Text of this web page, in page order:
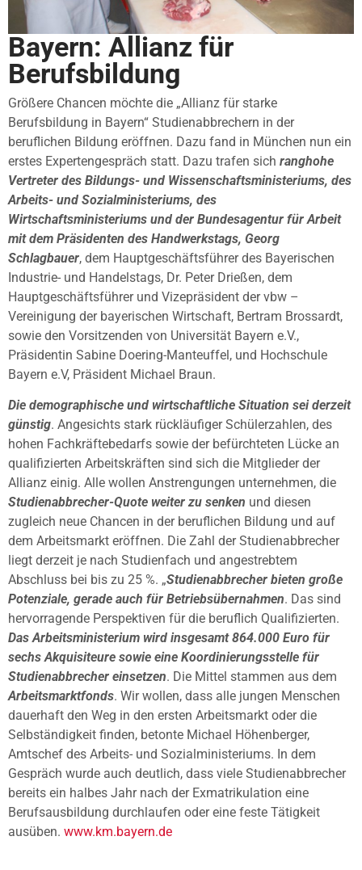
Bayern: Allianz für
Berufsbildung
Größere Chancen möchte die „Allianz für starke
Berufsbildung in Bayern“ Studienabbrechern in der
beruflichen Bildung eröffnen. Dazu fand in München nun ein
erstes Expertengespräch statt. Dazu trafen sich ranghohe
Vertreter des Bildungs- und Wissenschaftsministeriums, des
Arbeits- und Sozialministeriums, des
Wirtschaftsministeriums und der Bundesagentur für Arbeit
mit dem Präsidenten des Handwerkstags, Georg
Schlagbauer, dem Hauptgeschäftsführer des Bayerischen
Industrie- und Handelstags, Dr. Peter Drießen, dem
Hauptgeschäftsführer und Vizepräsident der vbw –
Vereinigung der bayerischen Wirtschaft, Bertram Brossardt,
sowie den Vorsitzenden von Universität Bayern e.V.,
Präsidentin Sabine Doering-Manteuffel, und Hochschule
Bayern e.V, Präsident Michael Braun.
Die demographische und wirtschaftliche Situation sei derzeit
günstig. Angesichts stark rückläufiger Schülerzahlen, des
hohen Fachkräftebedarfs sowie der befürchteten Lücke an
qualifizierten Arbeitskräften sind sich die Mitglieder der
Allianz einig. Alle wollen Anstrengungen unternehmen, die
Studienabbrecher-Quote weiter zu senken und diesen
zugleich neue Chancen in der beruflichen Bildung und auf
dem Arbeitsmarkt eröffnen. Die Zahl der Studienabbrecher
liegt derzeit je nach Studienfach und angestrebtem
Abschluss bei bis zu 25 %. „Studienabbrecher bieten große
Potenziale, gerade auch für Betriebsübernahmen. Das sind
hervorragende Perspektiven für die beruflich Qualifizierten.
Das Arbeitsministerium wird insgesamt 864.000 Euro für
sechs Akquisiteure sowie eine Koordinierungsstelle für
Studienabbrecher einsetzen. Die Mittel stammen aus dem
Arbeitsmarktfonds. Wir wollen, dass alle jungen Menschen
dauerhaft den Weg in den ersten Arbeitsmarkt oder die
Selbständigkeit finden, betonte Michael Höhenberger,
Amtschef des Arbeits- und Sozialministeriums. In dem
Gespräch wurde auch deutlich, dass viele Studienabbrecher
bereits ein halbes Jahr nach der Exmatrikulation eine
Berufsausbildung durchlaufen oder eine feste Tätigkeit
ausüben. www.km.bayern.de